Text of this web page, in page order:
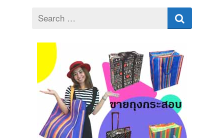
Search
for